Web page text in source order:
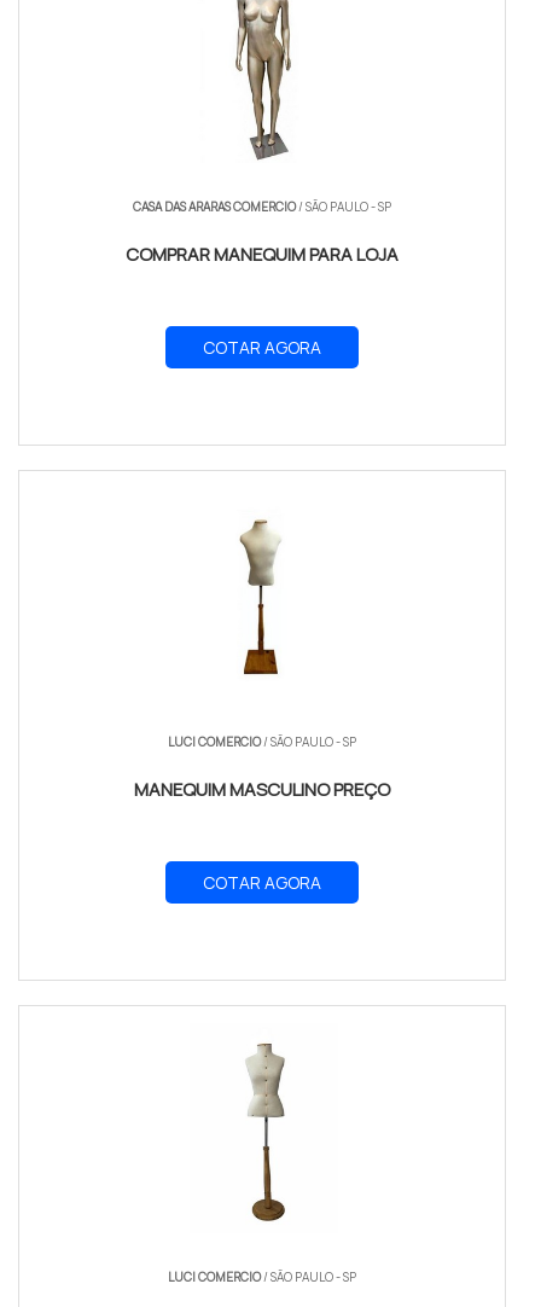
CASA DAS ARARAS COMERCIO/ SÃO PAULO - SP
COMPRAR MANEQUIM PARA LOJA
COTAR AGORA
LUCI COMERCIO/ SÃO PAULO - SP
MANEQUIM MASCULINO PREÇO
COTAR AGORA
LUCI COMERCIO/ SÃO PAULO - SP